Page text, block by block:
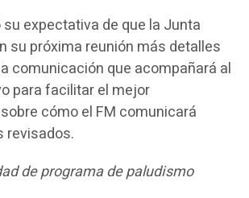
expectativa de que la Junta
su próxima reunión más detalles
comunicación que acompañará al
para facilitar el mejor
cómo el FM comunicará
revisados.
de programa de paludismo